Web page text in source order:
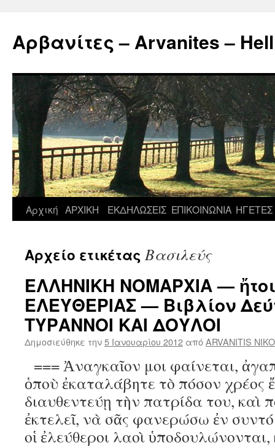
περιεχόμενο
Αρβανίτες – Arvanites –
Αρχική ΑΡΧΙΚΗ ΕΚΔΗΛΩΣΕΙΣ ΕΠΙΚΟΙΝΩΝΙΑ ΗΓΕΤΕΣ
Αρχείο ετικέτας Βασιλεύς
ΕΛΛΗΝΙΚΗ ΝΟΜΑΡΧΙΑ —
ΕΛΕΥΘΕΡΙΑΣ — Βιβλίον
ΤΥΡΑΝΝΟΙ ΚΑΙ ΔΟΥΛΟΙ
Δημοσιεύθηκε την5 Ιανουαρίου 2012 απόARVANITIS
=== Ἀναγκαῖον μοι φαίνεται,
ὁποὺ ἐκαταλάβητε τὸ πόσον χρέος
διαυθεντεύῃ τὴν πατρίδα του, καὶ
ἐκτελεῖ, νὰ σᾶς φανερώσω ἐν
οἱ ἐλεύθεροι λαοὶ